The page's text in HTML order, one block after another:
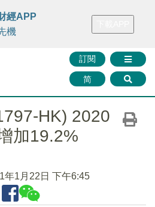
FINMETA 財華證券 媒體矩陣
訂閱
简
經APP
機
HK) 2020
加19.2%
年1月22日 下午6:45